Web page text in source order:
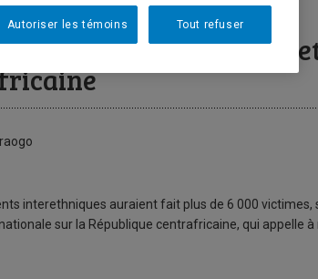
d’un nettoyage
interethniques auraient fait plus de 6 000 victimes,
sur la République centrafricaine, qui appelle
Tout refuser
Autoriser les témoins